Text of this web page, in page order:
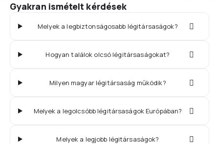
Gyakran ismételt kérdések
Melyek a legbiztonságosabb légitársaságok?
Hogyan találok olcsó légitársaságokat?
Milyen magyar légitársaság működik?
Melyek a legolcsóbb légitársaságok Európában?
Melyek a legjobb légitársaságok?